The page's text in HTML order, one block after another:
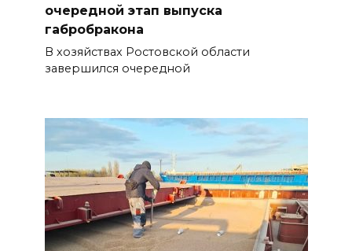
очередной этап выпуска
габробракона
В хозяйствах Ростовской области
завершился очередной